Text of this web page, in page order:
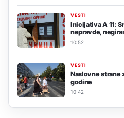
VESTI
Inicijativa A 11:
nepravde,
10:52
VESTI
Naslovne strane
godine
10:42